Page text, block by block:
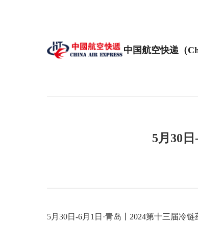
中国航空快递（
5月30
5月30日-6月1日·青岛丨2024第十三届冷